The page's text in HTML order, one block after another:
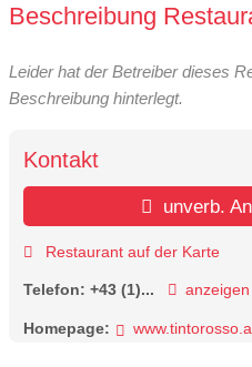
Beschreibung
Leider hat der Betreiber dieses
Beschreibung hinterlegt.
Kontakt
unverb.
Restaurant auf der Karte
Telefon: +43 (1)... anzeigen
Homepage: